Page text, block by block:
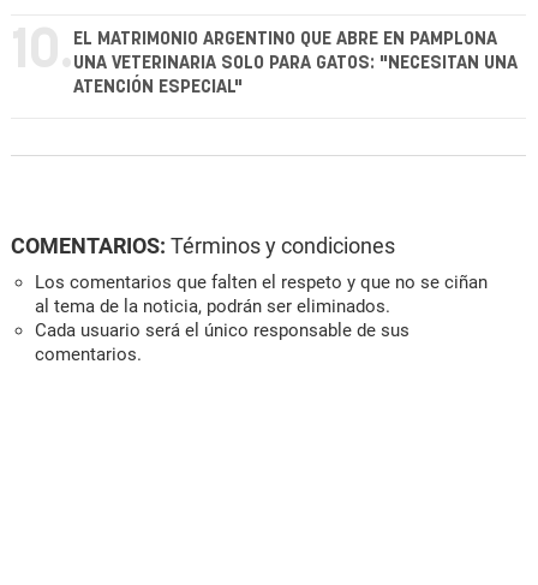
10. EL MATRIMONIO ARGENTINO QUE ABRE EN PAMPLONA
UNA VETERINARIA SOLO PARA GATOS: "NECESITAN UNA
ATENCIÓN ESPECIAL"
COMENTARIOS: Términos y condiciones
Los comentarios que falten el respeto y que no se ciñan
al tema de la noticia, podrán ser eliminados.
Cada usuario será el único responsable de sus
comentarios.